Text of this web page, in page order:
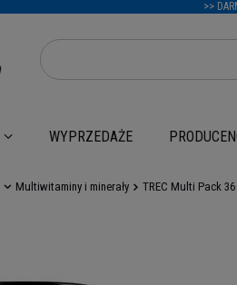
>>
WYPRZEDAŻE
Multiwitaminy i minerały TREC Multi Pack